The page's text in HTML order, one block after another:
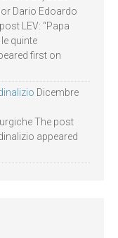
Dario Edoardo
LEV: “Papa
quinte
first on
Dicembre
The post
appeared